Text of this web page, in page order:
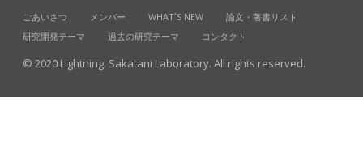
ごあいさつ メンバー WHAT`S NEW
論文・著書リスト
研究開発テーマ
過去の研究テーマ コンタクト
© 2020 Lightning. Sakatani Laboratory. All rights reserved.